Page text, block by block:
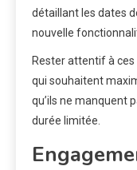
détaillant les dates
nouvelle
Rester attentif à
qui souhaitent
qu’ils ne manquent
durée limitée.